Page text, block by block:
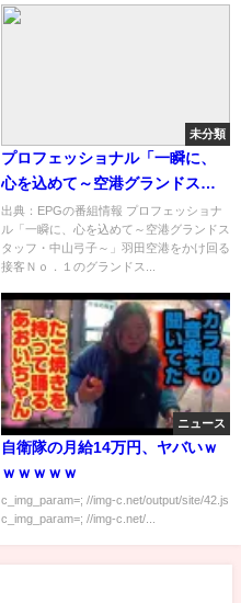
未分類
プロフェッショナル「一瞬に、
心を込めて～空港グランドスタ
ッフ・中山弓子～」[解][字] …の
番組内容解析まとめ
出典：EPGの番組情報 プロフェッショナ
ル「一瞬に、心を込めて～空港グランドス
タッフ・中山弓子～」羽田空港をかけ回る
接客Ｎｏ．１のグランドス...
ニュース
自衛隊の月給14万円、ヤバいｗ
ｗｗｗｗｗ
c_img_param=; //img-c.net/output/site/42.js
c_img_param=; //img-c.net/...